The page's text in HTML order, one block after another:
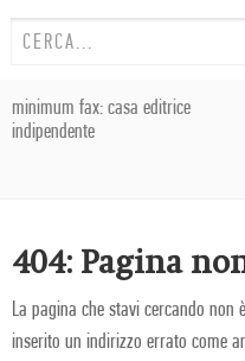
minimum fax: casa editrice
indipendente
404: Pagina
La pagina che stavi cercando
inserito un indirizzo errato come